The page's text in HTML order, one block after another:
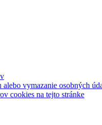
vymazanie osobných
cookies na tejto stránke